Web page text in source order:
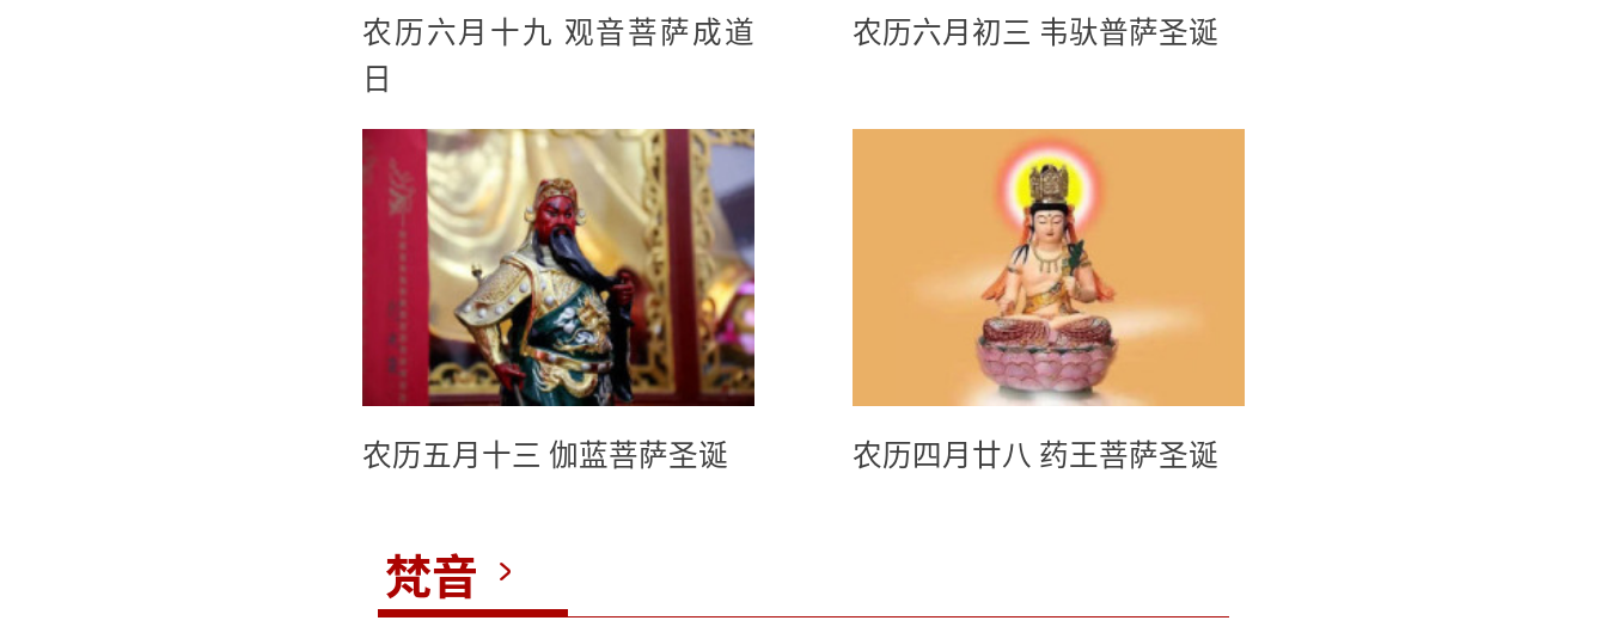
农历六月十九 观音菩萨成道
日
农历六月初三 韦驮普萨圣诞
农历五月十三 伽蓝菩萨圣诞 农历四月廿八 药王菩萨圣诞
梵音